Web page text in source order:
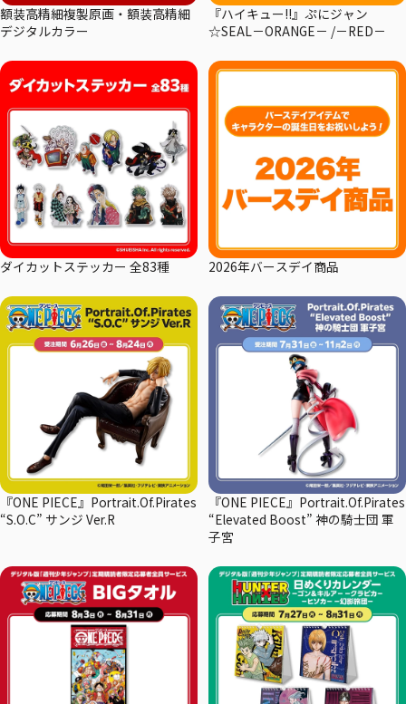
額装高精細複製原画・額装高精細
デジタルカラー
『ハイキュー!!』ぷにジャン
☆SEAL－ORANGE－ /－RED－
ダイカットステッカー 全83種 2026年バースデイ商品
『ONE PIECE』Portrait.Of.Pirates
“S.O.C” サンジ Ver.R
『ONE PIECE』Portrait.Of.Pirates
“Elevated Boost” 神の騎士団 軍
子宮